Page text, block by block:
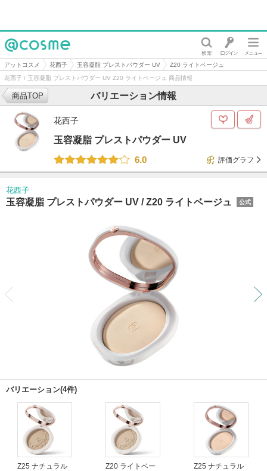
@cosme
アットコスメ 花西子 玉容凝脂 プレストパウダー UV
Z20 ライトベージュ
花西子 / 玉容凝脂 プレストパウダー UV Z20 ライトベージュ 商品情報
バリエーション情報
商品TOP
花西子
玉容凝脂 プレストパウダー UV
6.0
評価グラフ
花西子
玉容凝脂 プレストパウダー UV /Z20 ライトベージュ 公式
バリエーション(4件)
Z25 ナチュラル
Z20 ライトベー
Z25 ナチュラル